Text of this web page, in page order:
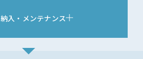
納入・メンテナンス